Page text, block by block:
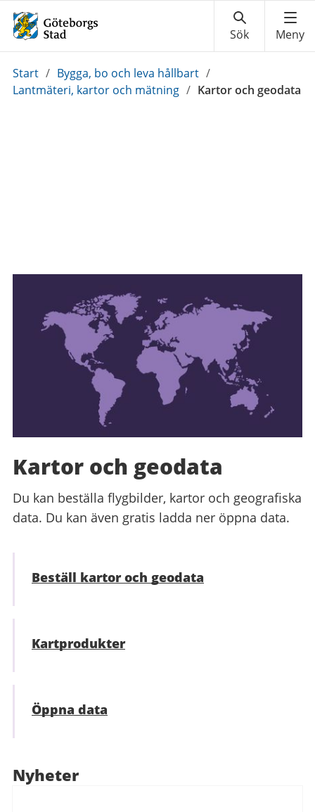
Du
är
Start / Bygga, bo och leva hållbart /
Lantmäteri, kartor och mätning / Kartor och geodata
Kartor och geodata
Du kan beställa flygbilder, kartor och geografiska
data. Du kan även gratis ladda ner öppna data.
Beställ kartor och geodata
Kartprodukter
Öppna data
Nyheter